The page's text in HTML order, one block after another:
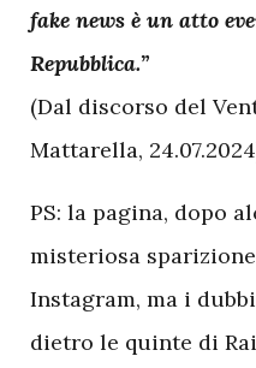
fake news è un atto
Repubblica.”
(Dal discorso del
Mattarella,
PS: la pagina, dopo
misteriosa
Instagram, ma i
dietro le quinte di